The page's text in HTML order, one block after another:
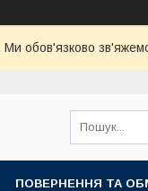
Ми обов'язково
ПОВЕРНЕННЯ ТА